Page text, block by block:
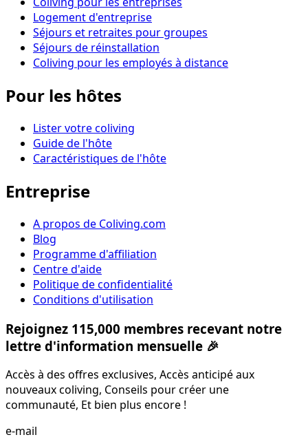
Logement d'entreprise
Séjours et retraites pour groupes
Séjours de réinstallation
Coliving pour les employés à distance
Pour les hôtes
Lister votre coliving
Guide de l'hôte
Caractéristiques de l'hôte
Entreprise
A propos de Coliving.com
Blog
Programme d'affiliation
Centre d'aide
Politique de confidentialité
Conditions d'utilisation
Rejoignez 115,000 membres recevant notre
lettre d'information mensuelle 🎉
Accès à des offres exclusives, Accès anticipé aux
nouveaux coliving, Conseils pour créer une
communauté, Et bien plus encore !
e-mail